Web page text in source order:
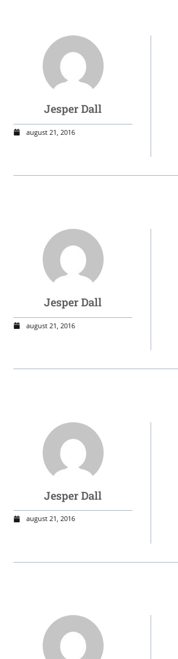
Jesper Dall
august 21, 2016
Jesper Dall
august 21, 2016
Jesper Dall
august 21, 2016